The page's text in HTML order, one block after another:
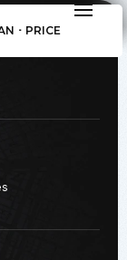
･ PRICE